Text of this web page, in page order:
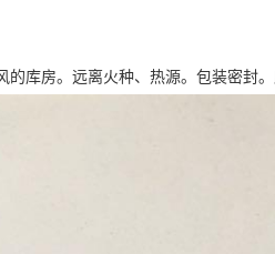
的库房。远离火种、热源。包装密封